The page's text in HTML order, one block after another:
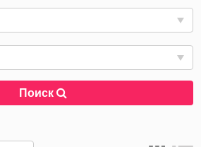
Поиск